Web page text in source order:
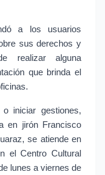
a los usuarios
sus derechos y
realizar alguna
que brinda el
iniciar gestiones,
en jirón Francisco
se atiende en
el Centro Cultural
lunes a viernes de